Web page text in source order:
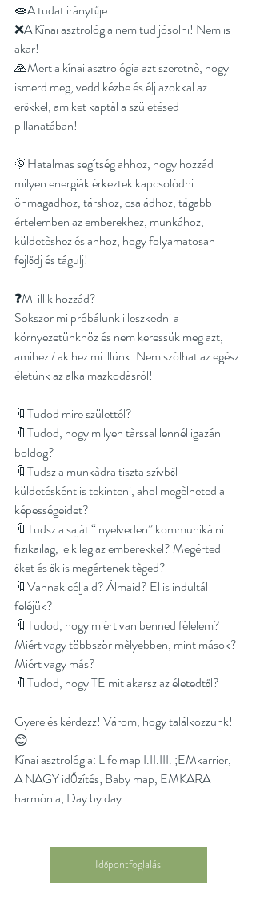
🧫A tudat iránytűje
❌A Kínai asztrológia nem tud jósolni! Nem is
akar!
🙏Mert a kínai asztrológia azt szeretnè, hogy
ismerd meg, vedd kézbe és élj azokkal az
erőkkel, amiket kaptàl a születésed
pillanatában!
🌞Hatalmas segítség ahhoz, hogy hozzád
milyen energiák érkeztek kapcsolódni
önmagadhoz, társhoz, családhoz, tágabb
értelemben az emberekhez, munkához,
küldetèshez és ahhoz, hogy folyamatosan
fejlődj és tágulj!
❓Mi illik hozzád?
Sokszor mi próbálunk illeszkedni a
környezetünkhöz és nem keressük meg azt,
amihez / akihez mi illünk. Nem szólhat az egèsz
életünk az alkalmazkodàsról!
🔖Tudod mire születtél?
🔖Tudod, hogy milyen tàrssal lennél igazán
boldog?
🔖Tudsz a munkàdra tiszta szívből
küldetésként is tekinteni, ahol megèlheted a
képességeidet?
🔖Tudsz a saját “ nyelveden” kommunikálni
fizikailag, lelkileg az emberekkel? Megérted
őket és ők is megértenek tèged?
🔖Vannak céljaid? Álmaid? El is indultál
feléjük?
🔖Tudod, hogy miért van benned félelem?
Miért vagy többször mèlyebben, mint mások?
Miért vagy más?
🔖Tudod, hogy TE mit akarsz az életedtől?
Gyere és kérdezz! Várom, hogy találkozzunk!
😊
Kínai asztrológia: Life map I.II.III. ;EMkarrier,
A NAGY idŐzítés; Baby map, EMKARA
harmónia, Day by day
Időpontfoglalás